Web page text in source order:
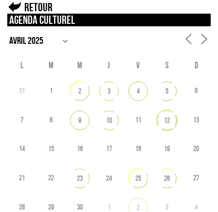
Retour
Agenda culturel
L M M J V S D
31 1 2 3 4 5 6
7 8 9 10 11 12 13
14 15 16 17 18 19 20
21 22 23 24 25 26 27
28 29 30 1 2 3 4